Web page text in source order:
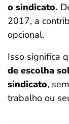
o sindicato.
2017, a
opcional.
Isso significa
de escolha
sindicato,
trabalho ou